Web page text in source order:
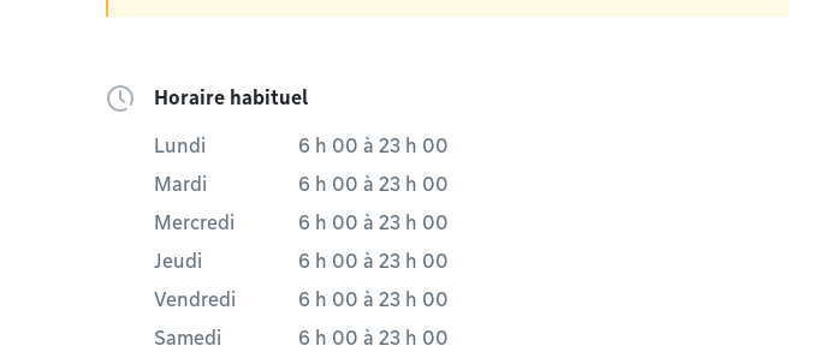
Horaire habituel
Lundi 6 h 00 à 23 h 00
Mardi
6 h 00 à 23 h 00
Mercredi
6 h 00 à 23 h 00
Jeudi
6 h 00 à 23 h 00
Vendredi
6 h 00 à 23 h 00
Samedi
6 h 00 à 23 h 00